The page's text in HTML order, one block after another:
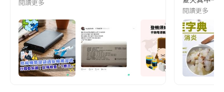
閱讀更多
閱讀更多